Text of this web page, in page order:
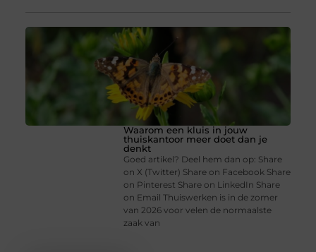
Waarom een kluis in jouw
thuiskantoor meer doet dan je
denkt
Goed artikel? Deel hem dan op: Share
on X (Twitter) Share on Facebook Share
on Pinterest Share on LinkedIn Share
on Email Thuiswerken is in de zomer
van 2026 voor velen de normaalste
zaak van